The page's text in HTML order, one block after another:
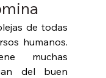
de todas
humanos.
muchas
del buen